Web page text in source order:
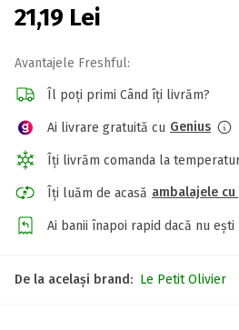
21,19 Lei
Avantajele Freshful:
Îl poți primi Când îți livrăm?
Ai livrare gratuită cu Genius
Îți livrăm comanda la
Îți luăm de acasă ambalajele
Ai banii înapoi rapid dacă nu
De la același brand: Le Petit Olivier